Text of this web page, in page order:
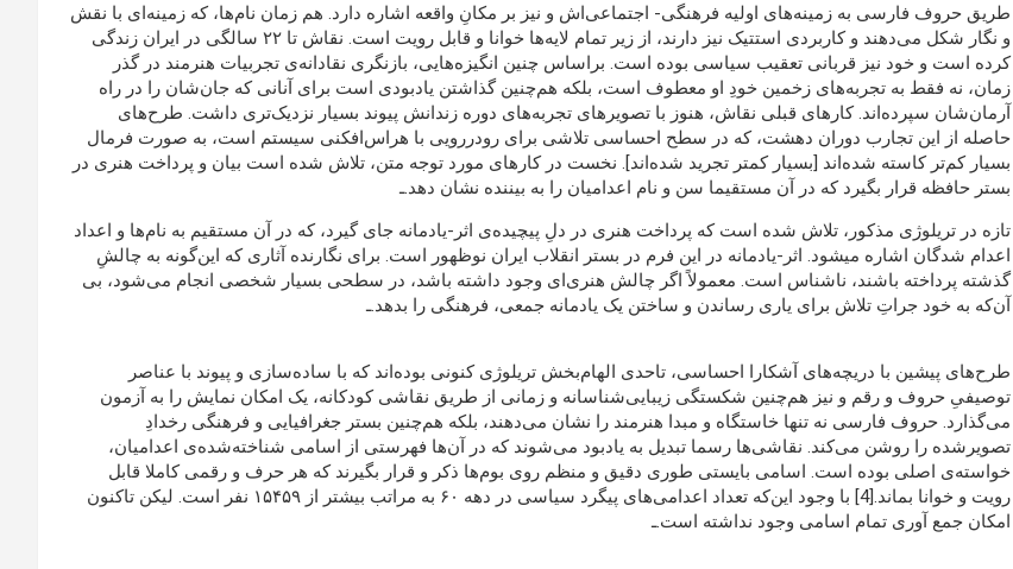
طریق حروف فارسی به زمینه‌های اولیه فرهنگی- اجتماعی‌اش و نیز بر مکانِ واقعه اشاره دارد. هم زمان نام‌ها، که زمینه‌ای با نقش
و نگار شکل می‌دهند و کاربردی استتیک نیز دارند، از زیر تمام لایه‌ها خوانا و قابل رویت است. نقاش تا ۲۲ سالگی در ایران زندگی
کرده است و خود نیز قربانی تعقیب سیاسی بوده است. براساس چنین انگیزه‌هایی، بازنگری نقادانه‌ی تجربیات هنرمند در گذر
زمان، نه فقط به تجربه‌های زخمین خودِ او معطوف است، بلکه هم‌چنین گذاشتن یادبودی است برای آنانی که جان‌شان را در راه
آرمان‌شان سپرده‌اند. کارهای قبلی نقاش، هنوز با تصویرهای تجربه‌های دوره زندانش پیوند بسیار نزدیک‌تری داشت. طرح‌های
حاصله از این تجارب دوران دهشت، که در سطح احساسی تلاشی برای رودررویی با هراس‌افکنی سیستم است، به صورت فرمال
بسیار کم‌تر کاسته شده‌اند [بسیار کمتر تجرید شده‌اند]. نخست در کارهای مورد توجه متن، تلاش شده است بیان و پرداخت هنری در
بستر حافظه قرار بگیرد که در آن مستقیما سن و نام اعدامیان را به بیننده نشان دهد.ـ
تازه در تریلوژی مذکور، تلاش شده است که پرداخت هنری در دلِ پیچیده‌ی اثر-‌یادمانه جای گیرد، که در آن مستقیم به نام‌ها و اعداد
اعدام شدگان اشاره میشود. اثر-یادمانه در این فرم در بستر انقلاب ایران نوظهور است. برای نگارنده آثاری که این‌گونه به چالشِ
گذشته پرداخته باشند، ناشناس است. معمولاً اگر چالش هنری‌ای وجود داشته باشد، در سطحی بسیار شخصی انجام می‌شود، بی
آن‌که به خود جراتِ تلاش برای یاری رساندن و ساختن یک یادمانه جمعی، فرهنگی را بدهد.ـ
طرح‌های پیشین با دریچه‌های آشکارا احساسی، تاحدی الهام‌بخش تریلوژی کنونی بوده‌اند که با ساده‌سازی و پیوند با عناصر
توصیفیِ حروف و رقم و نیز هم‌چنین شکستگی زیبایی‌شناسانه و زمانی از طریق نقاشی کودکانه، یک امکان نمایش را به آزمون
می‌گذارد. حروف فارسی نه تنها خاستگاه و مبدا هنرمند را نشان می‌دهند، بلکه هم‌چنین بستر جغرافیایی و فرهنگی رخدادِ
تصویرشده را روشن می‌کند. نقاشی‌ها رسما تبدیل به یادبود می‌شوند که در آن‌ها فهرستی از اسامی شناخته‌شده‌ی اعدامیان،
خواسته‌ی اصلی بوده است. اسامی بایستی طوری دقیق و منظم روی بوم‌ها ذکر و قرار بگیرند که هر حرف و رقمی کاملا قابل
رویت و خوانا بماند.[4] با وجود این‌که تعداد اعدامی‌های پیگرد سیاسی در دهه ۶۰ به مراتب بیشتر از ۱۵۴۵۹ نفر است. لیکن تاکنون
امکان جمع آوری تمام اسامی وجود نداشته است.ـ